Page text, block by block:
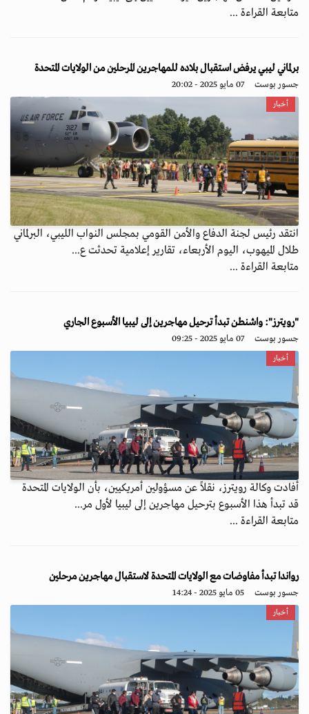
متابعة القراءة ...
برلماني ليبي يرفض استقبال بلاده للمهاجرين المرحلين من الولايات المتحدة
جسور بوست 07 مايو 2025 - 20:02
أخبار
انتقد رئيس لجنة الدفاع والأمن القومي بمجلس النواب الليبي، البرلماني
طلال الميهوب، اليوم الأربعاء، تقارير إعلامية تحدثت ع...
متابعة القراءة ...
"رويترز": واشنطن تبدأ ترحيل مهاجرين إلى ليبيا الأسبوع الجاري
جسور بوست 07 مايو 2025 - 09:25
أخبار
أفادت وكالة رويترز، نقلاً عن مسؤولين أمريكيين، بأن الولايات المتحدة
قد تبدأ هذا الأسبوع بترحيل مهاجرين إلى ليبيا لأول مر...
متابعة القراءة ...
رواندا تبدأ مفاوضات مع الولايات المتحدة لاستقبال مهاجرين مرحلين
جسور بوست 05 مايو 2025 - 14:24
أخبار